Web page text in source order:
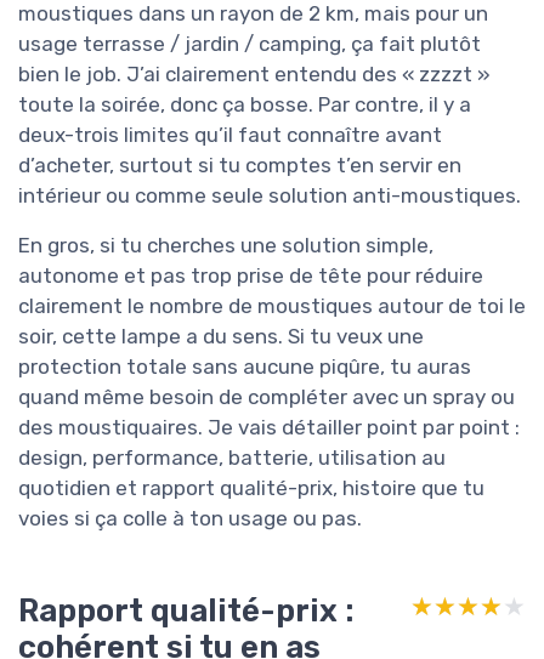
moustiques dans un rayon de 2 km, mais pour un
usage terrasse / jardin / camping, ça fait plutôt
bien le job. J’ai clairement entendu des « zzzzt »
toute la soirée, donc ça bosse. Par contre, il y a
deux-trois limites qu’il faut connaître avant
d’acheter, surtout si tu comptes t’en servir en
intérieur ou comme seule solution anti-moustiques.
En gros, si tu cherches une solution simple,
autonome et pas trop prise de tête pour réduire
clairement le nombre de moustiques autour de toi le
soir, cette lampe a du sens. Si tu veux une
protection totale sans aucune piqûre, tu auras
quand même besoin de compléter avec un spray ou
des moustiquaires. Je vais détailler point par point :
design, performance, batterie, utilisation au
quotidien et rapport qualité-prix, histoire que tu
voies si ça colle à ton usage ou pas.
Rapport qualité-prix :
cohérent si tu en as
★★★★★
★★★★★